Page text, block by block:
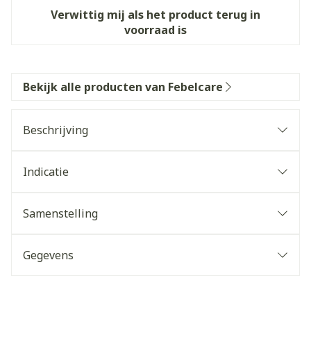
Verwittig mij als het product terug in
voorraad is
Bekijk alle producten van Febelcare
Beschrijving
Indicatie
Samenstelling
Gegevens